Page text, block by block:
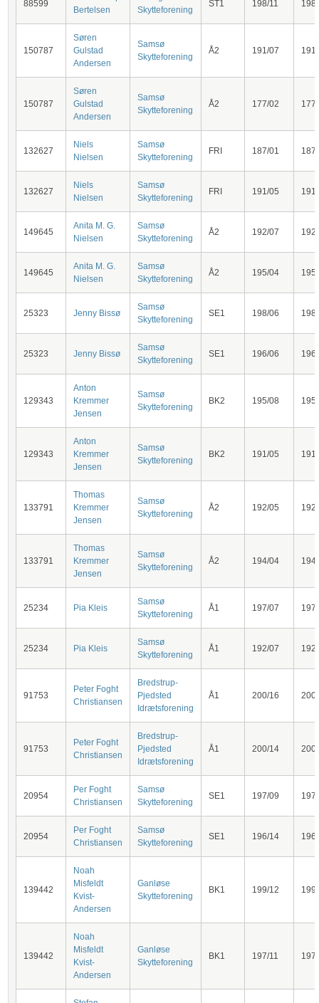
88599
Bertelsen
Skytteforening
ST1 198/11 198
150787
Søren
Gulstad
Andersen
Samsø
Skytteforening
Å2 191/07 191
150787
Søren
Gulstad
Andersen
Samsø
Skytteforening
Å2 177/02 177
132627
Niels
Nielsen
Samsø
Skytteforening
FRI 187/01 187
132627
Niels
Nielsen
Samsø
Skytteforening
FRI 191/05 191
149645
Anita M. G.
Nielsen
Samsø
Skytteforening
Å2 192/07 192
149645
Anita M. G.
Nielsen
Samsø
Skytteforening
Å2 195/04 195
25323 Jenny Bissø
Samsø
Skytteforening
SE1 198/06 198
25323 Jenny Bissø
Samsø
Skytteforening
SE1 196/06 196
129343
Anton
Kremmer
Jensen
Samsø
Skytteforening
BK2 195/08 195
129343
Anton
Kremmer
Jensen
Samsø
Skytteforening
BK2 191/05 191
133791
Thomas
Kremmer
Jensen
Samsø
Skytteforening
Å2 192/05 192
133791
Thomas
Kremmer
Jensen
Samsø
Skytteforening
Å2 194/04 194
25234 Pia Kleis
Samsø
Skytteforening
Å1 197/07 197
25234 Pia Kleis
Samsø
Skytteforening
Å1 192/07 192
91753
Peter Foght
Christiansen
Bredstrup-
Pjedsted
Idrætsforening
Å1 200/16 200
91753
Peter Foght
Christiansen
Bredstrup-
Pjedsted
Idrætsforening
Å1 200/14 200
20954
Per Foght
Christiansen
Samsø
Skytteforening
SE1 197/09 197
20954
Per Foght
Christiansen
Samsø
Skytteforening
SE1 196/14 196
139442
Noah
Misfeldt
Kvist-
Andersen
Ganløse
Skytteforening
BK1 199/12 199
139442
Noah
Misfeldt
Kvist-
Andersen
Ganløse
Skytteforening
BK1 197/11 197